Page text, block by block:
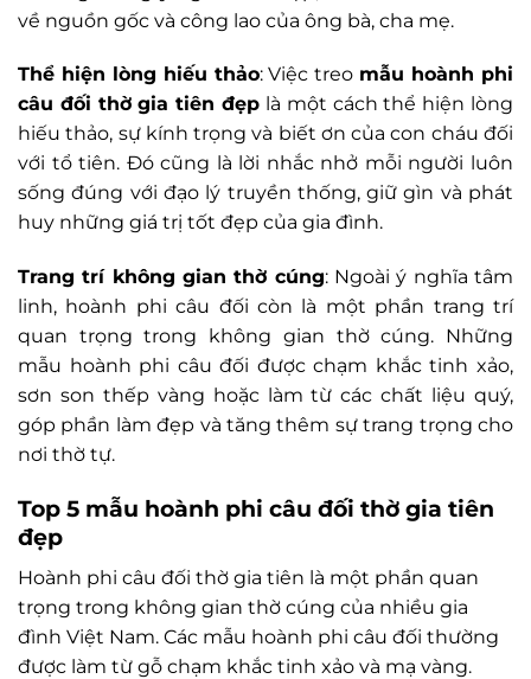
về nguồn gốc và công lao của ông bà, cha mẹ.
Thể hiện lòng hiếu thảo: Việc treo mẫu hoành phi
câu đối thờ gia tiên đẹp là một cách thể hiện lòng
hiếu thảo, sự kính trọng và biết ơn của con cháu đối
với tổ tiên. Đó cũng là lời nhắc nhở mỗi người luôn
sống đúng với đạo lý truyền thống, giữ gìn và phát
huy những giá trị tốt đẹp của gia đình.
Trang trí không gian thờ cúng: Ngoài ý nghĩa tâm
linh, hoành phi câu đối còn là một phần trang trí
quan trọng trong không gian thờ cúng. Những
mẫu hoành phi câu đối được chạm khắc tinh xảo,
sơn son thếp vàng hoặc làm từ các chất liệu quý,
góp phần làm đẹp và tăng thêm sự trang trọng cho
nơi thờ tự.
Top 5 mẫu hoành phi câu đối thờ gia tiên
đẹp
Hoành phi câu đối thờ gia tiên là một phần quan
trọng trong không gian thờ cúng của nhiều gia
đình Việt Nam. Các mẫu hoành phi câu đối thường
được làm từ gỗ chạm khắc tinh xảo và mạ vàng.